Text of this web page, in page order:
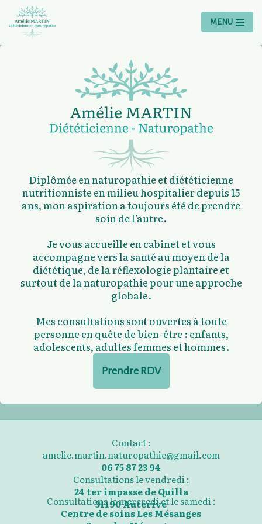
Aller
MENU
Diplômée en naturopathie et diététicienne
nutritionniste en milieu hospitalier depuis 15
ans, mon aspiration a toujours été de prendre
soin de l’autre.
Je vous accueille en cabinet et vous
accompagne vers la santé au moyen de la
diététique, de la réflexologie plantaire et
surtout de la naturopathie pour une approche
globale.
Mes consultations sont ouvertes à toute
personne en quête de bien-être : enfants,
adolescents, adultes femmes et hommes.
Prendre RDV
Contact :
amelie.martin.naturopathie@gmail.com
06 75 87 23 94
Consultations le vendredi :
24 ter impasse de Quilla
31190 Auterive
Consultations le mercredi et le samedi :
Centre de soins Les Mésanges